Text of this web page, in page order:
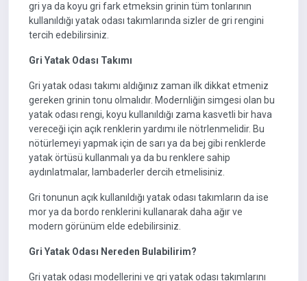
gri ya da koyu gri fark etmeksin grinin tüm tonlarının
kullanıldığı yatak odası takımlarında sizler de gri rengini
tercih edebilirsiniz.
Gri Yatak Odası Takımı
Gri yatak odası takımı aldığınız zaman ilk dikkat etmeniz
gereken grinin tonu olmalıdır. Modernliğin simgesi olan bu
yatak odası rengi, koyu kullanıldığı zama kasvetli bir hava
vereceği için açık renklerin yardımı ile nötrlenmelidir. Bu
nötürlemeyi yapmak için de sarı ya da bej gibi renklerde
yatak örtüsü kullanmalı ya da bu renklere sahip
aydınlatmalar, lambaderler dercih etmelisiniz.
Gri tonunun açık kullanıldığı yatak odası takımların da ise
mor ya da bordo renklerini kullanarak daha ağır ve
modern görünüm elde edebilirsiniz.
Gri Yatak Odası Nereden Bulabilirim?
Gri yatak odası modellerini ve gri yatak odası takımlarını